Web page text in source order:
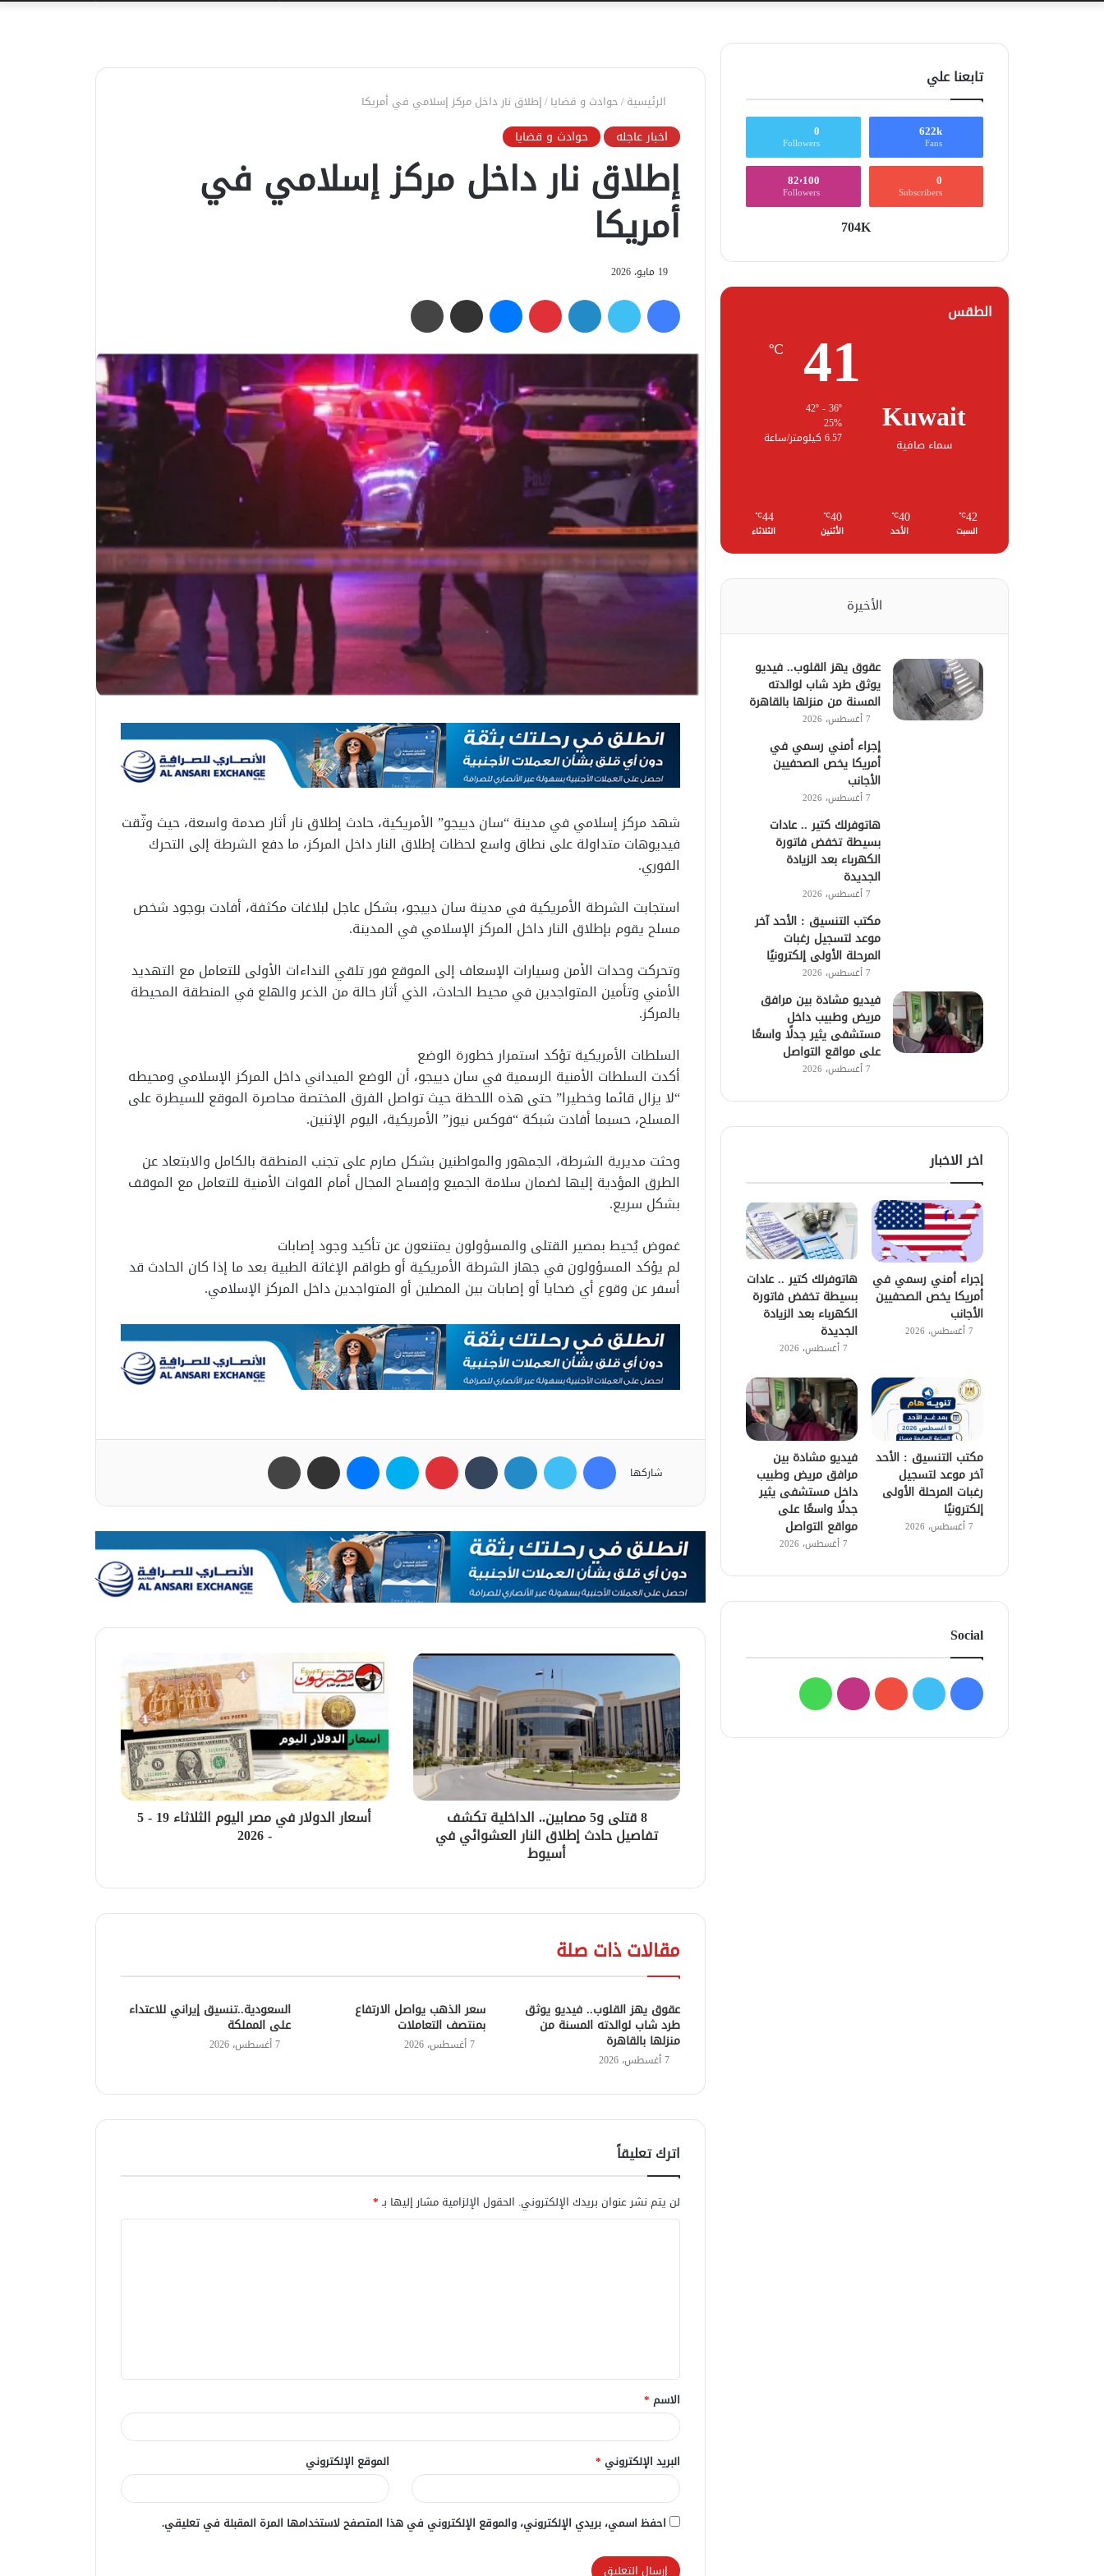
الرئيسية/حوادث و قضايا/إطلاق نار داخل مركز إسلامي في أمريكا
اخبار عاجله حوادث و قضايا
إطلاق نار داخل مركز إسلامي في
أمريكا
19 مايو، 2026
فيسبوك تويتر لينكدإن بينتيريست ماسنجر مشاركة عبر البريد
شهد مركز إسلامي في مدينة “سان دييجو” الأمريكية، حادث إطلاق نار أثار صدمة واسعة، حيث وثّقت
فيديوهات متداولة على نطاق واسع لحظات إطلاق النار داخل المركز، ما دفع الشرطة إلى التحرك
الفوري.
استجابت الشرطة الأمريكية في مدينة سان دييجو، بشكل عاجل لبلاغات مكثفة، أفادت بوجود شخص
مسلح يقوم بإطلاق النار داخل المركز الإسلامي في المدينة.
وتحركت وحدات الأمن وسيارات الإسعاف إلى الموقع فور تلقي النداءات الأولى للتعامل مع التهديد
الأمني وتأمين المتواجدين في محيط الحادث، الذي أثار حالة من الذعر والهلع في المنطقة المحيطة
بالمركز.
السلطات الأمريكية تؤكد استمرار خطورة الوضع
أكدت السلطات الأمنية الرسمية في سان دييجو، أن الوضع الميداني داخل المركز الإسلامي ومحيطه
“لا يزال قائما وخطيرا” حتى هذه اللحظة حيث تواصل الفرق المختصة محاصرة الموقع للسيطرة على
المسلح، حسبما أفادت شبكة “فوكس نيوز” الأمريكية، اليوم الإثنين.
وحثت مديرية الشرطة، الجمهور والمواطنين بشكل صارم على تجنب المنطقة بالكامل والابتعاد عن
الطرق المؤدية إليها لضمان سلامة الجميع وإفساح المجال أمام القوات الأمنية للتعامل مع الموقف
بشكل سريع.
غموض يُحيط بمصير القتلى والمسؤولون يمتنعون عن تأكيد وجود إصابات
لم يؤكد المسؤولون في جهاز الشرطة الأمريكية أو طواقم الإغاثة الطبية بعد ما إذا كان الحادث قد
أسفر عن وقوع أي ضحايا أو إصابات بين المصلين أو المتواجدين داخل المركز الإسلامي.
شاركها
فيسبوك تويتر لينكدإن بينتيريست سكايب ماسنجر مشاركة عبر البريد
8 قتلى و5 مصابين.. الداخلية تكشف
تفاصيل حادث إطلاق النار العشوائي في
أسيوط
أسعار الدولار في مصر اليوم الثلاثاء 19 - 5
- 2026
مقالات ذات صلة
عقوق يهز القلوب.. فيديو يوثق
طرد شاب لوالدته المسنة من
منزلها بالقاهرة
7 أغسطس، 2026
سعر الذهب يواصل الارتفاع
بمنتصف التعاملات
7 أغسطس، 2026
السعودية..تنسيق إيراني للاعتداء
على المملكة
7 أغسطس، 2026
اترك تعليقاً
لن يتم نشر عنوان بريدك الإلكتروني. الحقول الإلزامية مشار إليها بـ*
ق
*
الاسم *
البريد الإلكتروني * الموقع الإلكتروني
احفظ اسمي، بريدي الإلكتروني، والموقع الإلكتروني في هذا المتصفح لاستخدامها المرة المقبلة في تعليقي.
تابعنا علي
622k
Fans
0
Followers
0
Subscribers
82٬100
Followers
704K
الطقس
Kuwait
سماء صافية
41
℃
42º - 36º
25%
6.57 كيلومتر/ساعة
42
℃
السبت
40
℃
الأحد
40
℃
الأثنين
44
℃
الثلاثاء
الأخيرة
عقوق يهز القلوب.. فيديو
يوثق طرد شاب لوالدته
المسنة من منزلها بالقاهرة
7 أغسطس، 2026
إجراء أمني رسمي في
أمريكا يخص الصحفيين
الأجانب
7 أغسطس، 2026
هاتوفرلك كتير .. عادات
بسيطة تخفض فاتورة
الكهرباء بعد الزيادة
الجديدة
7 أغسطس، 2026
مكتب التنسيق : الأحد آخر
موعد لتسجيل رغبات
المرحلة الأولى إلكترونيًا
7 أغسطس، 2026
فيديو مشادة بين مرافق
مريض وطبيب داخل
مستشفى يثير جدلًا واسعًا
على مواقع التواصل
7 أغسطس، 2026
اخر الاخبار
إجراء أمني رسمي في
أمريكا يخص الصحفيين
الأجانب
7 أغسطس، 2026
هاتوفرلك كتير .. عادات
بسيطة تخفض فاتورة
الكهرباء بعد الزيادة
الجديدة
7 أغسطس، 2026
مكتب التنسيق : الأحد
آخر موعد لتسجيل
رغبات المرحلة الأولى
إلكترونيًا
7 أغسطس، 2026
فيديو مشادة بين
مرافق مريض وطبيب
داخل مستشفى يثير
جدلًا واسعًا على
مواقع التواصل
7 أغسطس، 2026
Social
فيسبوك
تويتر يوتيوبانستقرامواتساب